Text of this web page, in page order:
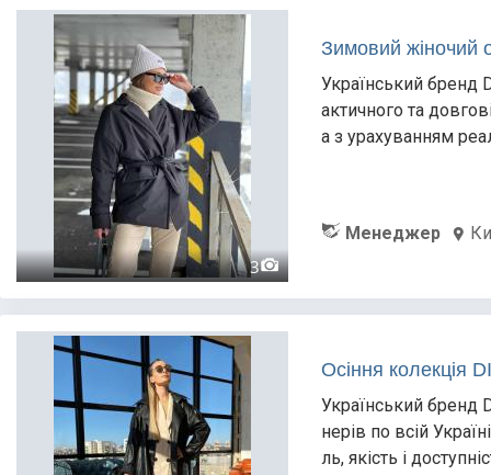
3
Зимовий жіночий
Український бренд
актичного та
а з урахуванням
Менеджер
Осіння колекція
Український бренд
нерів по всій
ль, якість і